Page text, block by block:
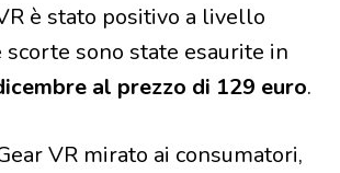
è stato positivo a livello
sono state esaurite in
al prezzo di 129 euro.
VR mirato ai consumatori,